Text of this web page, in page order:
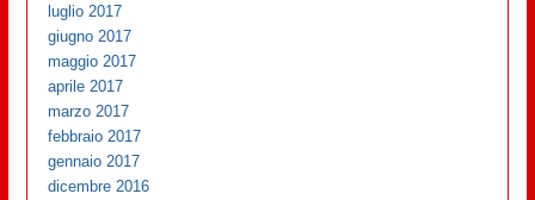
luglio 2017
giugno 2017
maggio 2017
aprile 2017
marzo 2017
febbraio 2017
gennaio 2017
dicembre 2016